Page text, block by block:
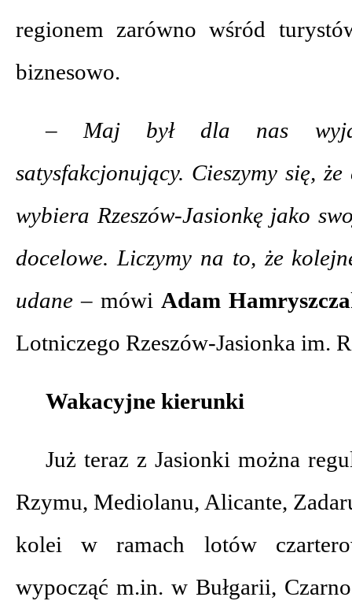
regionem zarówno wśród
biznesowo.
– Maj był dla nas
satysfakcjonujący. Cieszymy się,
wybiera Rzeszów-Jasionkę jako
docelowe. Liczymy na to, że
udane – mówi Adam
Lotniczego Rzeszów-Jasionka im.
Wakacyjne kierunki
Już teraz z Jasionki można
Rzymu, Mediolanu, Alicante,
kolei w ramach lotów
wypocząć m.in. w Bułgarii,